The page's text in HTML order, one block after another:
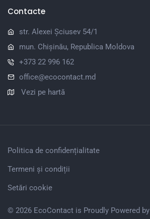
Contacte
str. Alexei Șciusev 54/1
mun. Chișinău, Republica Moldova
+373 22 996 162
office@ecocontact.md
Vezi pe hartă
Politica de confidențialitate
Termeni și condiții
Setări cookie
© 2026 EcoContact is Proudly Powered by